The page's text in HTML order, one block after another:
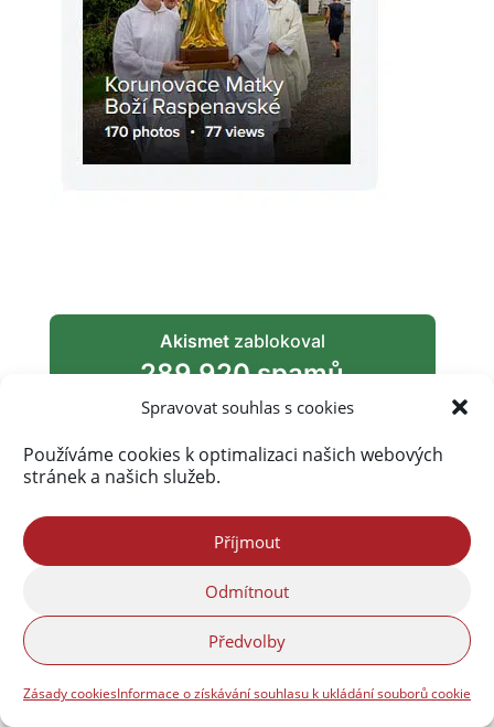
Spravovat souhlas s cookies
Používáme cookies k optimalizaci našich webových
stránek a našich služeb.
Příjmout
Odmítnout
Předvolby
Zásady cookiesInformace o získávání souhlasu k ukládání souborů cookie
Akismetzablokoval
289 920 spamů